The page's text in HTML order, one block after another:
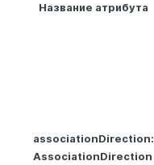
Название атрибута
associationDirection:
AssociationDirection